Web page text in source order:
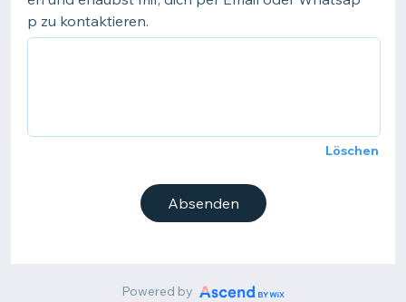
p zu kontaktieren.
Löschen
Absenden
Powered by